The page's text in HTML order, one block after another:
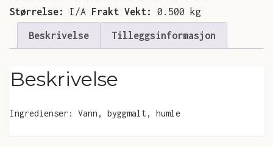
Størrelse:
I/A Frakt Vekt: 0.500 kg
Beskrivelse Tilleggsinformasjon
Beskrivelse
Ingredienser: Vann, byggmalt, humle